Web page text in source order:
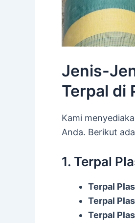
Jenis-
Terpal di
Kami
Anda. Berikut
1. Terpal
Terpal
Terpal
Terpal